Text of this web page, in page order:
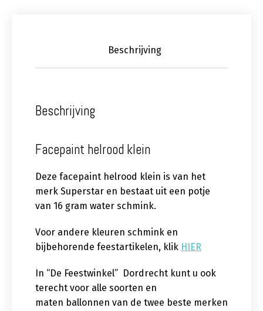
Beschrijving
Beschrijving
Facepaint helrood klein
Deze facepaint helrood klein is van het
merk Superstar en bestaat uit een potje
van 16 gram water schmink.
Voor andere kleuren schmink en
bijbehorende feestartikelen, klik HIER
In “De Feestwinkel” Dordrecht kunt u ook
terecht voor alle soorten en
maten ballonnen van de twee beste merken